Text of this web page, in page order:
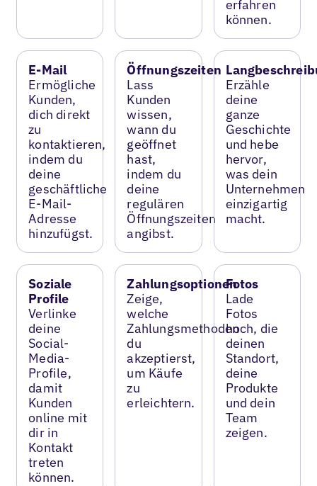
erfahren
können.
E-Mail
Ermögliche
Kunden,
dich direkt
zu
kontaktieren,
indem du
deine
geschäftliche
E-Mail-
Adresse
hinzufügst.
Öffnungszeiten
Lass
Kunden
wissen,
wann du
geöffnet
hast,
indem du
deine
regulären
Öffnungszeiten
angibst.
Erzähle
deine
ganze
Geschichte
und hebe
hervor,
was dein
Unternehmen
einzigartig
macht.
Soziale
Profile
Verlinke
deine
Social-
Media-
Profile,
damit
Kunden
online mit
dir in
Kontakt
treten
können.
Zahlungsoptionen
Zeige,
welche
Zahlungsmethoden
du
akzeptierst,
um Käufe
zu
erleichtern.
Fotos
Lade
Fotos
hoch, die
deinen
Standort,
deine
Produkte
und dein
Team
zeigen.